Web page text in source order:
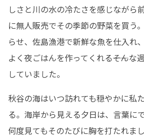
しさと川の水の冷たさを感じながら
に無人販売でその季節の野菜を買う
らせ、佐島漁港で新鮮な魚を仕入れ
よく夜ごはんを作ってくれる――そん
していました。
秋谷の海はいつ訪れても穏やかに私
る。海岸から見える夕日は、言葉に
何度見てもそのたびに胸を打たれま